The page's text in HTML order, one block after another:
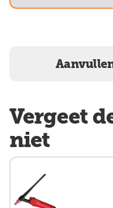
Vergeet
niet